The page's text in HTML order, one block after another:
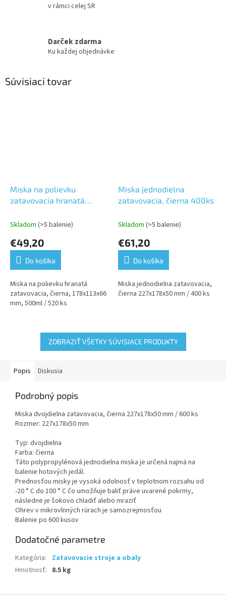
v rámci celej SR
Darček zdarma
Ku každej objednávke
Súvisiaci tovar
Miska na polievku
zatavovacia hranatá
Skladom (>5 balenie)
€49,20
Do košíka
Miska na polievku hranatá
zatavovacia, čierna, 178x113x66
mm, 500ml / 520 ks
Miska jednodielna
zatavovacia, čierna 400ks
Skladom (>5 balenie)
€61,20
Do košíka
Miska jednodielna zatavovacia,
čierna 227x178x50 mm / 400 ks
ZOBRAZIŤ VŠETKY SÚVISIACE PRODUKTY
Popis Diskusia
Podrobný popis
Miska dvojdielna zatavovacia, čierna 227x178x50 mm / 600 ks
Rozmer: 227x178x50 mm
Typ: dvojdielna
Farba: čierna
Táto polypropylénová jednodielna miska je určená najmä na
balenie hotových jedál.
Prednosťou misky je vysoká odolnosť v teplotnom rozsahu od
-20 ° C do 100 ° C čo umožňuje baliť práve uvarené pokrmy,
následne je šokovo chladiť alebo mraziť
Ohrev v mikrovlnných rúrach je samozrejmosťou
Balenie po 600 kusov
Dodatočné parametre
Kategória:
Zatavovacie stroje a obaly
Hmotnosť: 8.5 kg